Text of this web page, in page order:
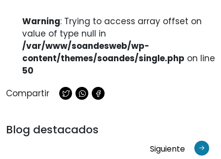
Warning: Trying to access array offset on
value of type null in
/var/www/soandesweb/wp-
content/themes/soandes/single.php on line
50
Compartir
Blog destacados
Siguiente